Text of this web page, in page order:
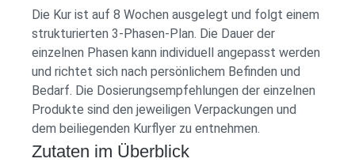
Die Kur ist auf 8 Wochen ausgelegt und folgt einem
strukturierten 3-Phasen-Plan. Die Dauer der
einzelnen Phasen kann individuell angepasst werden
und richtet sich nach persönlichem Befinden und
Bedarf. Die Dosierungsempfehlungen der einzelnen
Produkte sind den jeweiligen Verpackungen und
dem beiliegenden Kurflyer zu entnehmen.
Zutaten im Überblick